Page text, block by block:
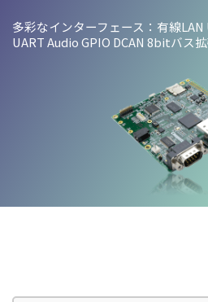
多彩なインターフェース：有線
UART Audio GPIO DCAN 8bitバス